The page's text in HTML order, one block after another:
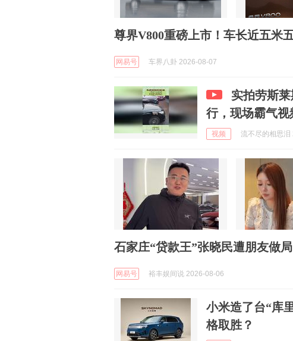
尊界V800重磅上市！车长近五米
网易号 车界八卦 2026-08-07
实拍劳斯
行，现场霸气视
视频 流不尽的相思
石家庄“贷款王”张晓民遭朋友做
网易号 裕丰娱间说 2026-08-06
小米造了台“库
格取胜？